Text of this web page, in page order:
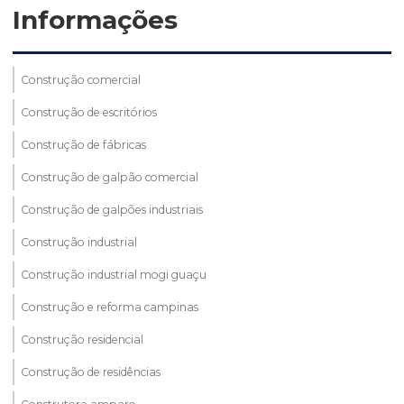
Informações
Construção comercial
Construção de escritórios
Construção de fábricas
Construção de galpão comercial
Construção de galpões industriais
Construção industrial
Construção industrial mogi guaçu
Construção e reforma campinas
Construção residencial
Construção de residências